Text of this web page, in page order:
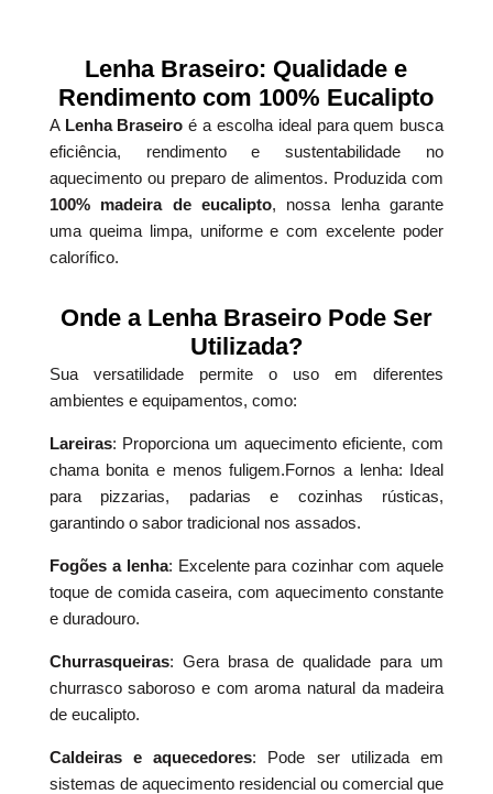
Lenha Braseiro: Qualidade e
Rendimento com 100% Eucalipto
A Lenha Braseiro é a escolha ideal para quem busca
eficiência, rendimento e sustentabilidade no
aquecimento ou preparo de alimentos. Produzida com
100% madeira de eucalipto, nossa lenha garante
uma queima limpa, uniforme e com excelente poder
calorífico.
Onde a Lenha Braseiro Pode Ser
Utilizada?
Sua versatilidade permite o uso em diferentes
ambientes e equipamentos, como:
Lareiras: Proporciona um aquecimento eficiente, com
chama bonita e menos fuligem.Fornos a lenha: Ideal
para pizzarias, padarias e cozinhas rústicas,
garantindo o sabor tradicional nos assados.
Fogões a lenha: Excelente para cozinhar com aquele
toque de comida caseira, com aquecimento constante
e duradouro.
Churrasqueiras: Gera brasa de qualidade para um
churrasco saboroso e com aroma natural da madeira
de eucalipto.
Caldeiras e aquecedores: Pode ser utilizada em
sistemas de aquecimento residencial ou comercial que